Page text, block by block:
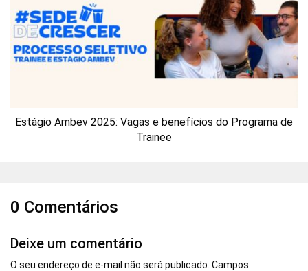
Estágio Ambev 2025: Vagas e benefícios do Programa de
Trainee
0 Comentários
Deixe um comentário
O seu endereço de e-mail não será publicado. Campos